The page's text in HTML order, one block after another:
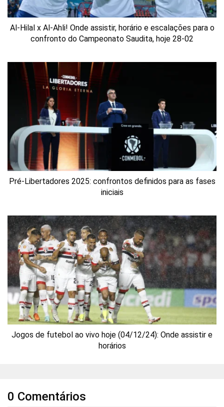
Al-Hilal x Al-Ahli! Onde assistir, horário e escalações para o
confronto do Campeonato Saudita, hoje 28-02
Pré-Libertadores 2025: confrontos definidos para as fases
iniciais
Jogos de futebol ao vivo hoje (04/12/24): Onde assistir e
horários
0 Comentários